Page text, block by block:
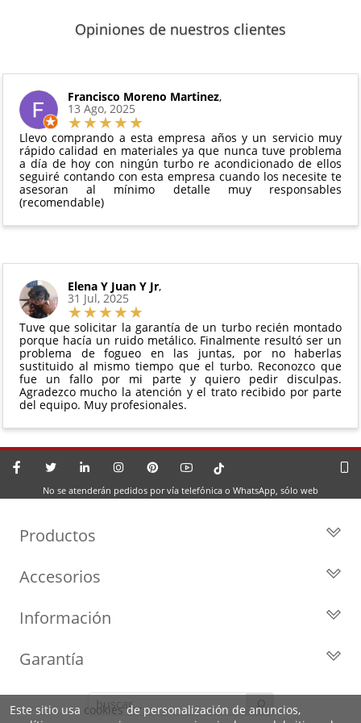
Los plazos pueden variar según el destino y la
disponibilidad del producto.
(excepto los indicados a continuación).
6 meses de garantía
y compresores de aire acondicionado.
Todas nuestras garantías cumplen con la legislación
vigente. Consulta nuestras
para más información.
pedido.
14 días naturales desde la fecha de entrega.
El productono debe haber sido montado ni
manipulado
Debe devolverse en su
perfectas condiciones
Opiniones de nuestros clientes
Francisco Moreno Martinez,
13 Ago, 2025
Llevo comprando a esta empresa años y un servicio muy
rápido calidad en materiales ya que nunca tuve problema
a día de hoy con ningún turbo re acondicionado de ellos
seguiré contando con esta empresa cuando los necesite te
asesoran al mínimo detalle muy responsables
(recomendable)
Elena Y Juan Y Jr,
31 Jul, 2025
Tuve que solicitar la garantía de un turbo recién montado
porque hacía un ruido metálico. Finalmente resultó ser un
problema de fogueo en las juntas, por no haberlas
sustituido al mismo tiempo que el turbo. Reconozco que
fue un fallo por mi parte y quiero pedir disculpas.
Agradezco mucho la atención y el trato recibido por parte
del equipo. Muy profesionales.
No se atenderán pedidos por vía telefónica o WhatsApp, sólo web
Productos
Turbos por Marca
Cartuchos
Accesorios
Geometrías
Kits de Juntas
Motores de arranque
Información
Privacidad y Aviso Legal
Preguntas Frecuentes
Identifica tu turbo
Garantía
Líderes en el sector
Este sitio usa cookiesde personalización de anuncios,